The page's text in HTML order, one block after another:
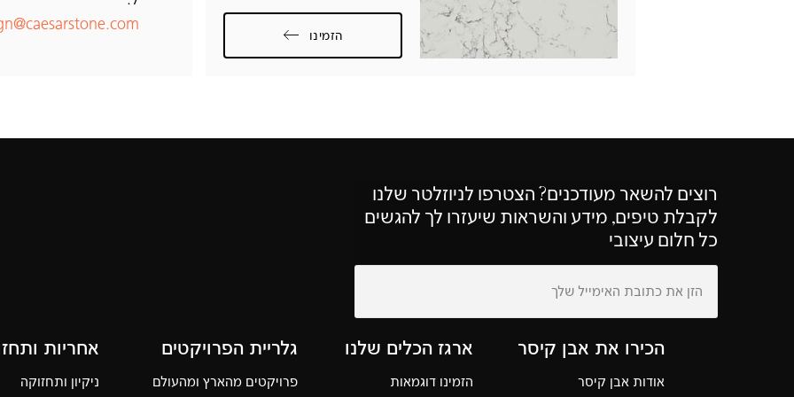
הזמינו
רוצים להשאר מעודכנים? הצטרפו לניוזלטר שלנו
לקבלת טיפים, מידע והשראות שיעזרו לך להגשים
כל חלום עיצובי
הכירו את אבן קיסר
אודות אבן קיסר
ארגז הכלים שלנו
הזמינו דוגמאות
גלריית הפרויקטים
פרויקטים מהארץ ומהעולם
אחריות
ניקיון ותחזוקה